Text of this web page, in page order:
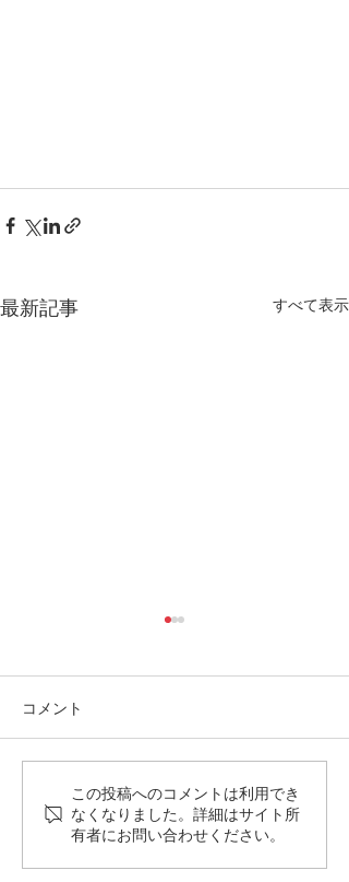
最新記事 すべて表示
平野年度：週報no.3を
発行しました。
コメント
この投稿へのコメントは利用でき
なくなりました。詳細はサイト所
有者にお問い合わせください。